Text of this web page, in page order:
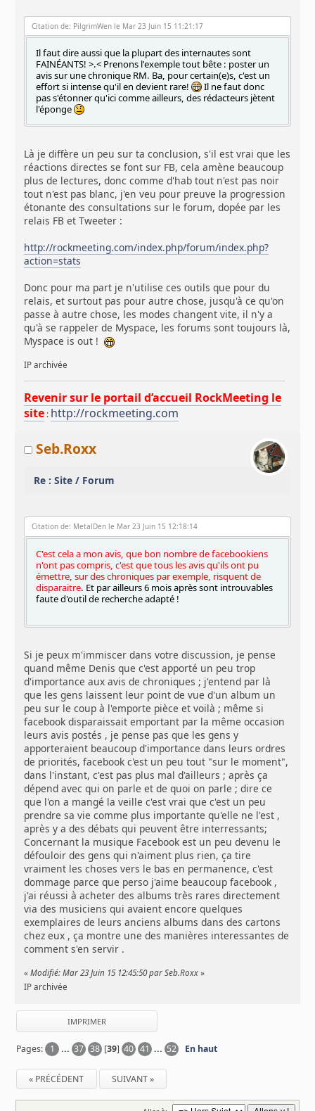
Citation de: PilgrimWen le Mar 23 Juin 15 11:21:17
Il faut dire aussi que la plupart des internautes sont
FAINÉANTS! >.< Prenons l'exemple tout bête : poster un
avis sur une chronique RM. Ba, pour certain(e)s, c'est un
effort si intense qu'il en devient rare!
Il ne faut donc
pas s'étonner qu'ici comme ailleurs, des rédacteurs jètent
l'éponge
Là je diffère un peu sur ta conclusion, s'il est vrai que les
réactions directes se font sur FB, cela amène beaucoup
plus de lectures, donc comme d'hab tout n'est pas noir
tout n'est pas blanc, j'en veu pour preuve la progression
étonante des consultations sur le forum, dopée par les
relais FB et Tweeter :
http://rockmeeting.com/index.php/forum/index.php?
action=stats
Donc pour ma part je n'utilise ces outils que pour du
relais, et surtout pas pour autre chose, jusqu'à ce qu'on
passe à autre chose, les modes changent vite, il n'y a
qu'à se rappeler de Myspace, les forums sont toujours là,
Myspace is out !
IP archivée
Revenir sur le portail d’accueil RockMeeting le
site : http://rockmeeting.com
Seb.Roxx
Re : Site / Forum
Citation de: MetalDen le Mar 23 Juin 15 12:18:14
C'est cela a mon avis, que bon nombre de facebookiens
n'ont pas compris, c'est que tous les avis qu'ils ont pu
émettre, sur des chroniques par exemple, risquent de
disparaitre. Et par ailleurs 6 mois après sont introuvables
faute d'outil de recherche adapté !
Si je peux m'immiscer dans votre discussion, je pense
quand même Denis que c'est apporté un peu trop
d'importance aux avis de chroniques ; j'entend par là
que les gens laissent leur point de vue d'un album un
peu sur le coup à l'emporte pièce et voilà ; même si
facebook disparaissait emportant par la même occasion
leurs avis postés , je pense pas que les gens y
apporteraient beaucoup d'importance dans leurs ordres
de priorités, facebook c'est un peu tout "sur le moment",
dans l'instant, c'est pas plus mal d'ailleurs ; après ça
dépend avec qui on parle et de quoi on parle ; dire ce
que l'on a mangé la veille c'est vrai que c'est un peu
prendre sa vie comme plus importante qu'elle ne l'est ,
après y a des débats qui peuvent être interressants;
Concernant la musique Facebook est un peu devenu le
défouloir des gens qui n'aiment plus rien, ça tire
vraiment les choses vers le bas en permanence, c'est
dommage parce que perso j'aime beaucoup facebook ,
j'ai réussi à acheter des albums très rares directement
via des musiciens qui avaient encore quelques
exemplaires de leurs anciens albums dans des cartons
chez eux , ça montre une des manières interessantes de
comment s'en servir .
«Modifié: Mar 23 Juin 15 12:45:50 par Seb.Roxx »
IP archivée
IMPRIMER
Pages: 1 ...37 38 [39]40 41 ... 52 En haut
« PRÉCÉDENT SUIVANT »